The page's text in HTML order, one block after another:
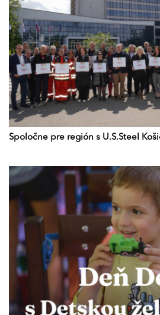
Spoločne pre región s U.S.Steel